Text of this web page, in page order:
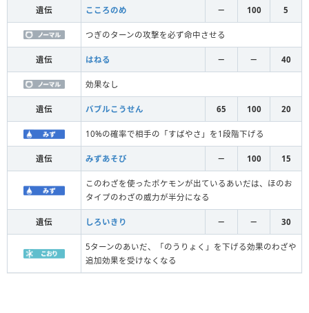
遺伝 こころのめ － 100 5
つぎのターンの攻撃を必ず命中させる
遺伝 はねる － － 40
効果なし
遺伝 バブルこうせん 65 100 20
10%の確率で相手の「すばやさ」を1段階下げる
遺伝 みずあそび － 100 15
このわざを使ったポケモンが出ているあいだは、ほのお
タイプのわざの威力が半分になる
遺伝 しろいきり － － 30
5ターンのあいだ、「のうりょく」を下げる効果のわざや
追加効果を受けなくなる